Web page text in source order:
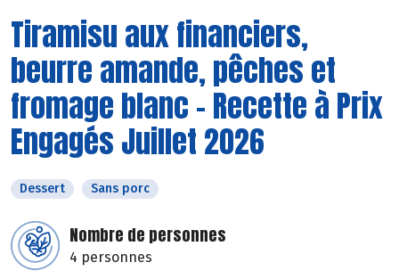
Tiramisu aux financiers,
beurre amande, pêches et
fromage blanc - Recette à Prix
Engagés Juillet 2026
Dessert Sans porc
Nombre de personnes
4 personnes